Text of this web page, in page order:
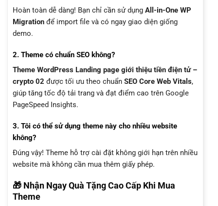
Hoàn toàn dễ dàng! Bạn chỉ cần sử dụng All-in-One WP
Migration để import file và có ngay giao diện giống
demo.
2. Theme có chuẩn SEO không?
Theme WordPress Landing page giới thiệu tiền điện tử –
crypto 02 được tối ưu theo chuẩn SEO Core Web Vitals,
giúp tăng tốc độ tải trang và đạt điểm cao trên Google
PageSpeed Insights.
3. Tôi có thể sử dụng theme này cho nhiều website
không?
Đúng vậy! Theme hỗ trợ cài đặt không giới hạn trên nhiều
website mà không cần mua thêm giấy phép.
🎁 Nhận Ngay Quà Tặng Cao Cấp Khi Mua
Theme